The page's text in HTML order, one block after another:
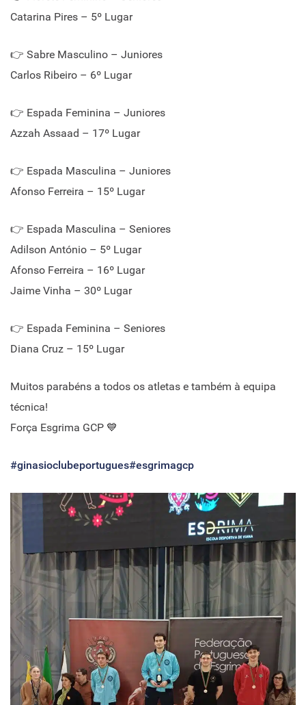
Catarina Pires – 5º Lugar
👉 Sabre Masculino – Juniores
Carlos Ribeiro – 6º Lugar
👉 Espada Feminina – Juniores
Azzah Assaad – 17º Lugar
👉 Espada Masculina – Juniores
Afonso Ferreira – 15º Lugar
👉 Espada Masculina – Seniores
Adilson António – 5º Lugar
Afonso Ferreira – 16º Lugar
Jaime Vinha – 30º Lugar
👉 Espada Feminina – Seniores
Diana Cruz – 15º Lugar
Muitos parabéns a todos os atletas e também à equipa
técnica!
Força Esgrima GCP 💙
#ginasioclubeportugues#esgrimagcp